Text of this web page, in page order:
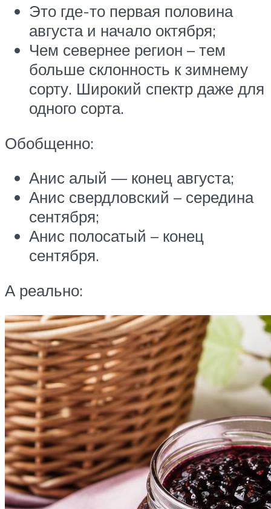
Это где-то первая половина
августа и начало октября;
Чем севернее регион – тем
больше склонность к зимнему
сорту. Широкий спектр даже для
одного сорта.
Обобщенно:
Анис алый — конец августа;
Анис свердловский – середина
сентября;
Анис полосатый – конец
сентября.
А реально: